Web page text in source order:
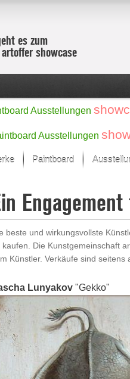
es zum
artoffer showcase
Ausstellungen
Ausstellungen
letzte Monat im Fokus
Fokus-Werke
Ansicht
Werke
Werke – Auswahl
Paintboard
beste und wirkungsvollste
kaufen. Die Kunstgemeinschaft
Künstler. Verkäufe sind
Lunyakov "Gekko"